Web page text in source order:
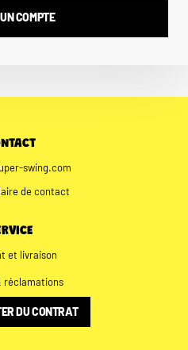
COMPTE
swing.com
de contact
et livraison
réclamations
DU CONTRAT